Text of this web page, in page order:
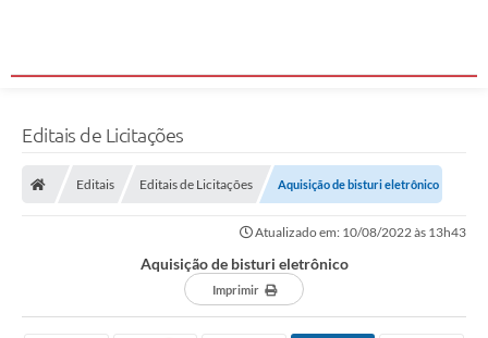
Editais de Licitações
Editais Editais de Licitações Aquisição de bisturi eletrônico
Atualizado em: 10/08/2022 às 13h43
Aquisição de bisturi eletrônico
Imprimir